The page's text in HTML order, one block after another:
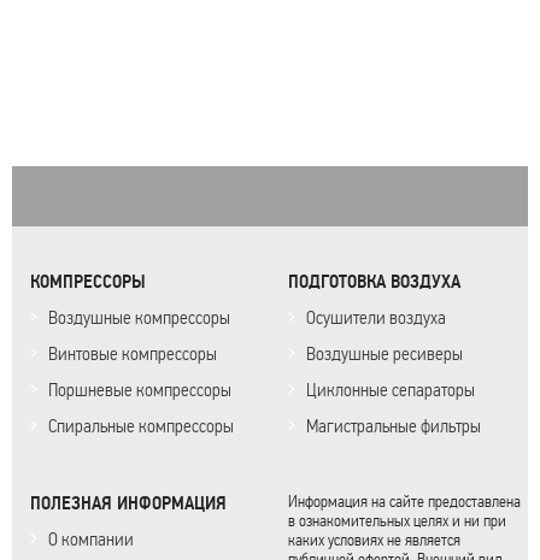
КОМПРЕССОРЫ
Воздушные компрессоры
Винтовые компрессоры
Поршневые компрессоры
Спиральные компрессоры
ПОДГОТОВКА ВОЗДУХА
Осушители воздуха
Воздушные ресиверы
Циклонные сепараторы
Магистральные фильтры
ПОЛЕЗНАЯ ИНФОРМАЦИЯ
О компании
Информация на сайте предоставлена
в ознакомительных целях и ни при
каких условиях не является